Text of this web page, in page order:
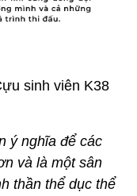
sinh viên K38
ý nghĩa để các
và là một sân
thần thể dục thể